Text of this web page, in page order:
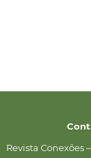
Revista Conexões